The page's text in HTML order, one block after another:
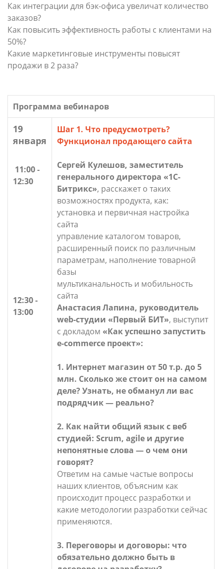
Как интеграции для бэк-офиса увеличат количество
заказов?
Как повысить эффективность работы с клиентами на
50%?
Какие маркетинговые инструменты повысят
продажи в 2 раза?
Программа вебинаров
19
января
11:00 -
12:30
12:30 -
13:00
Шаг 1. Что предусмотреть?
Функционал продающего сайта
Сергей Кулешов, заместитель
генерального директора «1С-
Битрикс», расскажет о таких
возможностях продукта, как:
установка и первичная настройка
сайта
управление каталогом товаров,
расширенный поиск по различным
параметрам, наполнение товарной
базы
мультиканальность и мобильность
сайта
Анастасия Лапина, руководитель
web-студии «Первый БИТ», выступит
с докладом «Как успешно запустить
e-commerce проект»:
1. Интернет магазин от 50 т.р. до 5
млн. Сколько же стоит он на самом
деле? Узнать, не обманул ли вас
подрядчик — реально?
2. Как найти общий язык с веб
студией: Scrum, agile и другие
непонятные слова — о чем они
говорят?
Ответим на самые частые вопросы
наших клиентов, объясним как
происходит процесс разработки и
какие методологии разработки сейчас
применяются.
3. Переговоры и договоры: что
обязательно должно быть в